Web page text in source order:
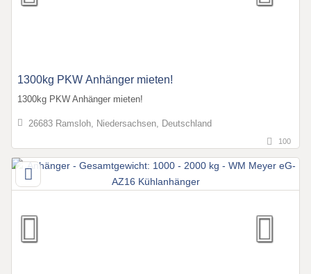
1300kg PKW Anhänger mieten!
1300kg PKW Anhänger mieten!
26683 Ramsloh, Niedersachsen, Deutschland
100